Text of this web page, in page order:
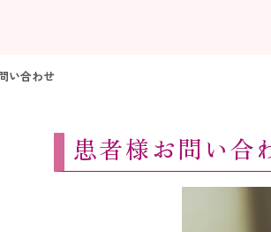
い合わせ
患者様お問い合